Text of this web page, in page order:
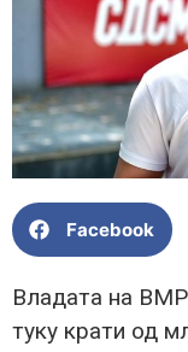
Facebook
Владата на
туку крати од